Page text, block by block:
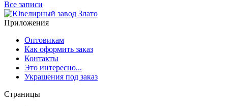
Все записи
Приложения
Оптовикам
Как оформить заказ
Контакты
Это интересно...
Украшения под заказ
Страницы